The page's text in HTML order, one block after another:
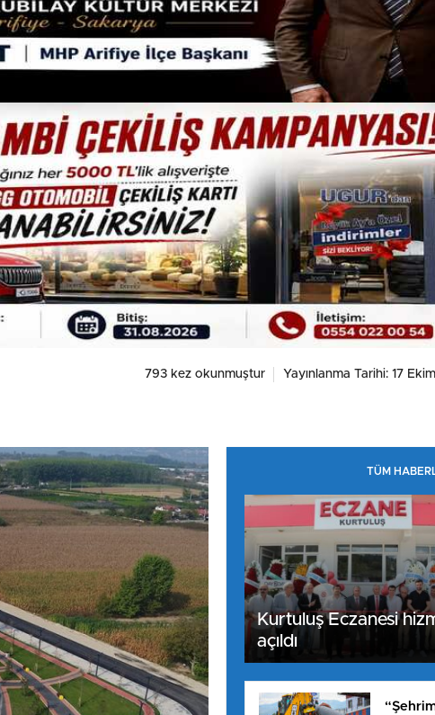
793 kez okunmuştur Yayınlanma Tarihi: 17
TÜM
Kurtuluş Eczanesi
açıldı